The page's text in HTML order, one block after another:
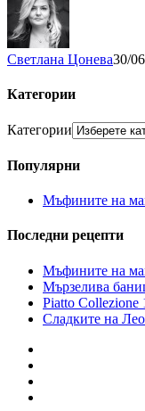
Светлана Цонева30/
Категории
Категории
Популярни
Мъфините на
Последни рецепти
Мъфините на
Мързелива
Piatto Collezione
Сладките на Лео